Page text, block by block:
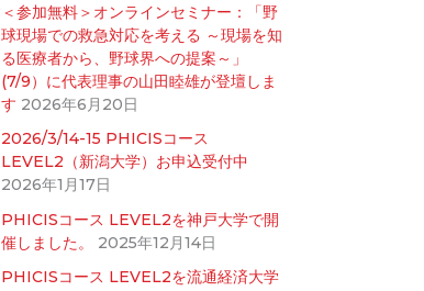
＜参加無料＞オンラインセミナー：「野
球現場での救急対応を考える ～現場を知
る医療者から、野球界への提案～」
(7/9）に代表理事の山田睦雄が登壇しま
す 2026年6月20日
2026/3/14-15 PHICISコース
LEVEL2（新潟大学）お申込受付中
2026年1月17日
PHICISコース LEVEL2を神戸大学で開
催しました。
2025年12月14日
PHICISコース LEVEL2を流通経済大学